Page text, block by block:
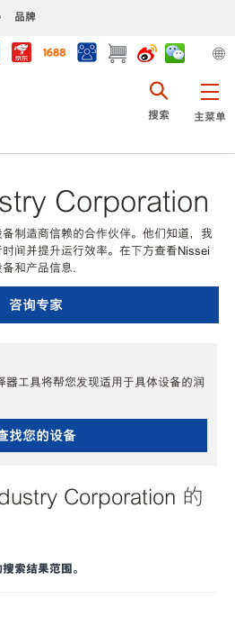
品牌
主菜单
搜索
Corporation
制造商信赖的合作伙伴。他们知道，我
间并提升运行效率。在下方查看Nissei
和产品信息.
咨询专家
器工具将帮您发现适用于具体设备的润
找您的设备
Corporation 的
索结果范围。